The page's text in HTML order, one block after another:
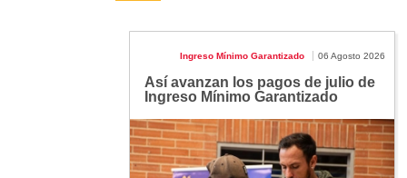
Ingreso Mínimo Garantizado 06 Agosto 2026
Así avanzan los pagos de julio de
Ingreso Mínimo Garantizado